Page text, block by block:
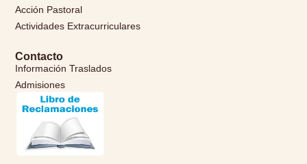
Acción Pastoral
Actividades Extracurriculares
Contacto
Información Traslados
Admisiones